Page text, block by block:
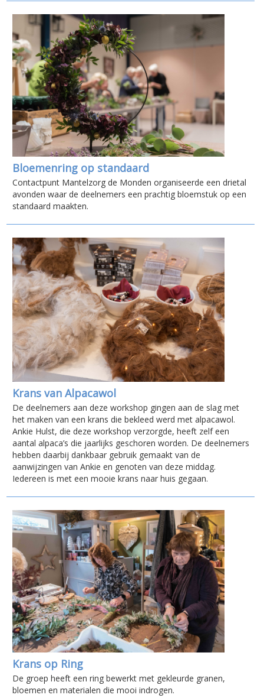
Bloemenring op standaard
Contactpunt Mantelzorg de Monden organiseerde een drietal
avonden waar de deelnemers een prachtig bloemstuk op een
standaard maakten.
Krans van Alpacawol
De deelnemers aan deze workshop gingen aan de slag met
het maken van een krans die bekleed werd met alpacawol.
Ankie Hulst, die deze workshop verzorgde, heeft zelf een
aantal alpaca’s die jaarlijks geschoren worden. De deelnemers
hebben daarbij dankbaar gebruik gemaakt van de
aanwijzingen van Ankie en genoten van deze middag.
Iedereen is met een mooie krans naar huis gegaan.
Krans op Ring
De groep heeft een ring bewerkt met gekleurde granen,
bloemen en materialen die mooi indrogen.